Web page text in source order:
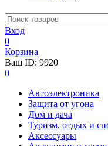
Вход
0
Корзина
Ваш ID: 9920
0
Автоэлектроника
Защита от угона
Дом и дача
Туризм, отдых и
Аксессуары